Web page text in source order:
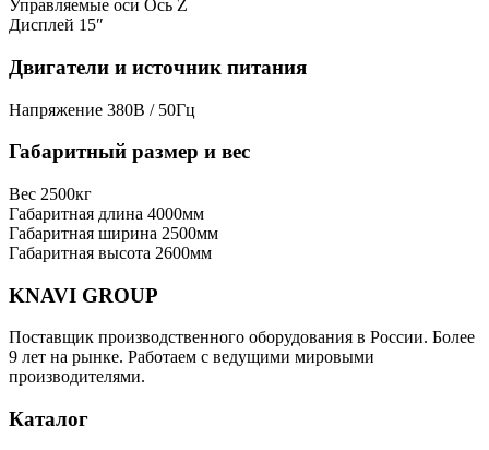
Управляемые оси Ось Z
Дисплей 15″
Двигатели и источник питания
Напряжение 380В / 50Гц
Габаритный размер и вес
Вес 2500кг
Габаритная длина 4000мм
Габаритная ширина 2500мм
Габаритная высота 2600мм
KNAVI GROUP
Поставщик производственного оборудования в России. Более
9 лет на рынке. Работаем с ведущими мировыми
производителями.
Каталог